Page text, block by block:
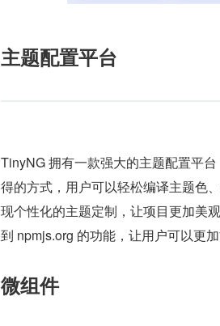
主题配置平台
TinyNG 拥有一款强大的主题配置平
得的方式，用户可以轻松编译主题色
现个性化的主题定制，让项目更加美
到 npmjs.org 的功能，让用户可以更
微组件